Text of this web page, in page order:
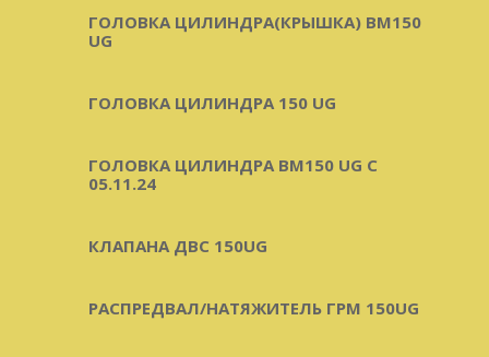
ГОЛОВКА ЦИЛИНДРА(КРЫШКА) BM150
UG
ГОЛОВКА ЦИЛИНДРА 150 UG
ГОЛОВКА ЦИЛИНДРА BM150 UG C
05.11.24
КЛАПАНА ДВС 150UG
РАСПРЕДВАЛ/НАТЯЖИТЕЛЬ ГРМ 150UG